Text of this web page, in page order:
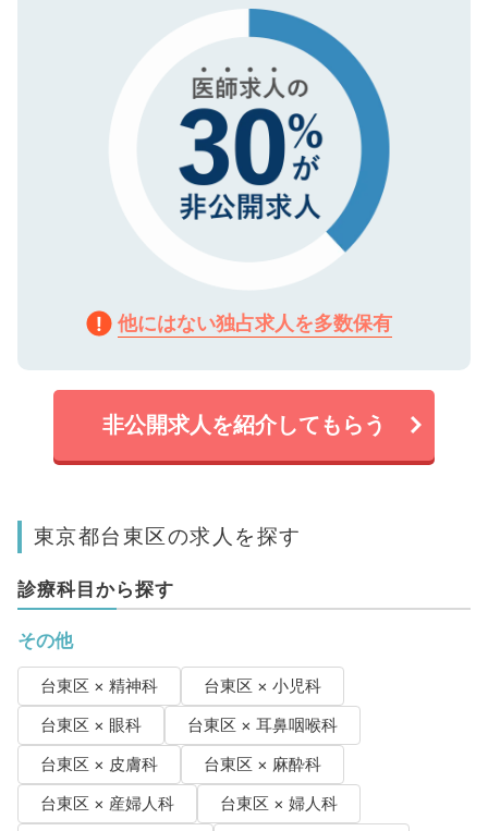
で、機密保持に関してもご安心ください。
他にはない独占求人を多数保有
非公開求人を紹介してもらう
東京都台東区の求人を探す
診療科目から探す
その他
台東区 × 精神科
台東区 × 小児科
台東区 × 眼科
台東区 × 耳鼻咽喉科
台東区 × 皮膚科
台東区 × 麻酔科
台東区 × 産婦人科
台東区 × 婦人科